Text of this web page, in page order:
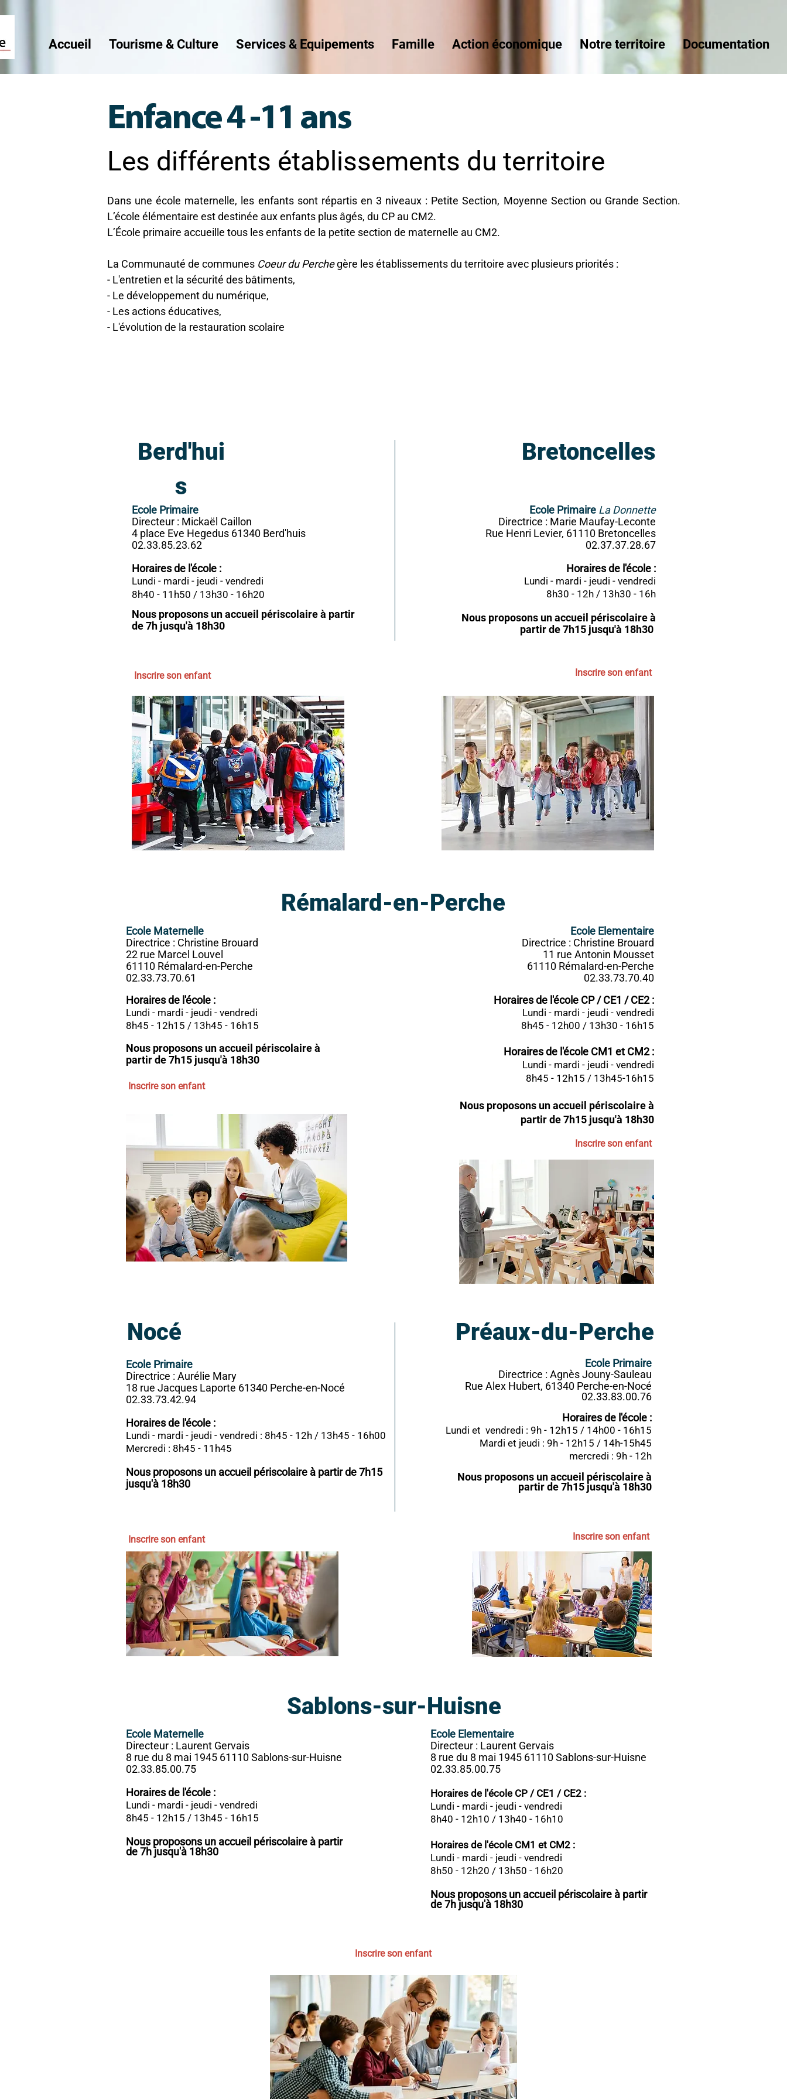
:
comprend
un
d'accessibilité.
sur
Accueil Tourisme & Culture Services & Equipements Famille Action économique Notre territoire Documentation
Enfance 4 -11 ans
Les différents établissements du territoire
Dans une école maternelle, les enfants sont répartis en 3 niveaux : Petite Section, Moyenne Section ou Grande Section.
L’école élémentaire est destinée aux enfants plus âgés, du CP au CM2.
L’École primaire accueille tous les enfants de la petite section de maternelle au CM2.
La Communauté de communes Coeur du Perchegère les établissements du territoire avec plusieurs priorités :
- L'entretien et la sécurité des bâtiments,
- Le développement du numérique,
- Les actions éducatives,
- L'évolution de la restauration scolaire
Berd'hui
s
Bretoncelles
Ecole Primaire
Directeur : Mickaël Caillon
4 place Eve Hegedus 61340 Berd'huis
02.33.85.23.62
Horaires de l'école :
Lundi - mardi - jeudi - vendredi
8h40 - 11h50 / 13h30 - 16h20
Nous proposons un accueil périscolaire à partir
de 7h jusqu'à 18h30
Ecole Primaire La Donnette
Directrice : Marie Maufay-Leconte
Rue Henri Levier, 61110 Bretoncelles
02.37.37.28.67
Horaires de l'école :
Lundi - mardi - jeudi - vendredi
8h30 - 12h / 13h30 - 16h
Nous proposons un accueil périscolaire à
partir de 7h15 jusqu'à 18h30
Inscrire son enfant Inscrire son enfant
Rémalard-en-Perche
Ecole Maternelle
Directrice : Christine Brouard
22 rue Marcel Louvel
61110 Rémalard-en-Perche
02.33.73.70.61
Horaires de l'école :
Lundi - mardi - jeudi - vendredi
8h45 - 12h15 / 13h45 - 16h15
Nous proposons un accueil périscolaire à
partir de 7h15 jusqu'à 18h30
Inscrire son enfant
Ecole Elementaire
Directrice : Christine Brouard
11 rue Antonin Mousset
61110 Rémalard-en-Perche
02.33.73.70.40
Horaires de l'école CP / CE1 / CE2 :
Lundi - mardi - jeudi - vendredi
8h45 - 12h00 / 13h30 - 16h15
Horaires de l'école CM1 et CM2 :
Lundi - mardi - jeudi - vendredi
8h45 - 12h15 / 13h45-16h15
Nous proposons un accueil périscolaire à
partir de 7h15 jusqu'à 18h30
Inscrire son enfant
Nocé Préaux-du-Perche
Ecole Primaire
Directrice : Aurélie Mary
18 rue Jacques Laporte 61340 Perche-en-Nocé
02.33.73.42.94
Horaires de l'école :
Lundi - mardi - jeudi - vendredi : 8h45 - 12h / 13h45 - 16h00
Mercredi : 8h45 - 11h45
Nous proposons un accueil périscolaire à partir de 7h15
jusqu'à 18h30
Ecole Primaire
Directrice : Agnès Jouny-Sauleau
Rue Alex Hubert, 61340 Perche-en-Nocé
02.33.83.00.76
Horaires de l'école :
Lundi et vendredi : 9h - 12h15 / 14h00 - 16h15
Mardi et jeudi : 9h - 12h15 / 14h-15h45
mercredi : 9h - 12h
Nous proposons un accueil périscolaire à
partir de 7h15 jusqu'à 18h30
Inscrire son enfant Inscrire son enfant
Sablons-sur-Huisne
Ecole Maternelle
Directeur : Laurent Gervais
8 rue du 8 mai 1945 61110 Sablons-sur-Huisne
02.33.85.00.75
Horaires de l'école :
Lundi - mardi - jeudi - vendredi
8h45 - 12h15 / 13h45 - 16h15
Nous proposons un accueil périscolaire à partir
de 7h jusqu'à 18h30
Ecole Elementaire
Directeur : Laurent Gervais
8 rue du 8 mai 1945 61110 Sablons-sur-Huisne
02.33.85.00.75
Horaires de l'école CP / CE1 / CE2 :
Lundi - mardi - jeudi - vendredi
8h40 - 12h10 / 13h40 - 16h10
Horaires de l'école CM1 et CM2 :
Lundi - mardi - jeudi - vendredi
8h50 - 12h20 / 13h50 - 16h20
Nous proposons un accueil périscolaire à partir
de 7h jusqu'à 18h30
Inscrire son enfant